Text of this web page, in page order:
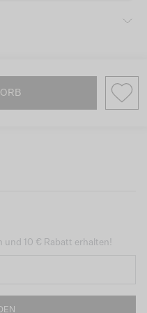
und 10 € Rabatt erhalten!